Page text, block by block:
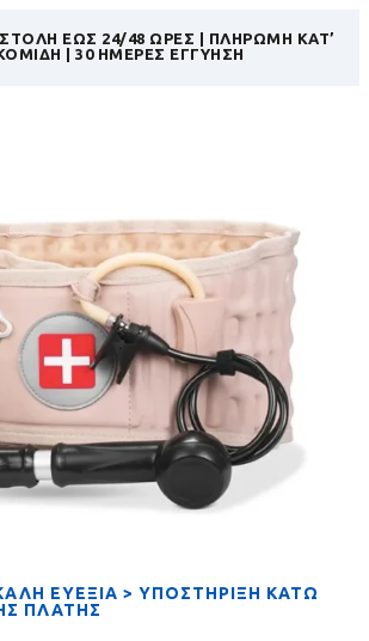
ΕΩΣ 24/48 ΩΡΕΣ | ΠΛΗΡΩΜΗ ΚΑΤ’
| 30 ΗΜΕΡΕΣ ΕΓΓΥΗΣΗ
ΕΥΕΞΙΑ > ΥΠΟΣΤΗΡΙΞΗ ΚΑΤΩ
ΠΛΑΤΗΣ